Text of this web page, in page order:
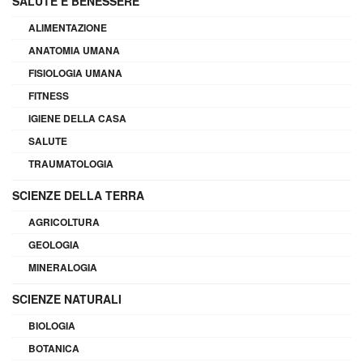
ALIMENTAZIONE
ANATOMIA UMANA
FISIOLOGIA UMANA
FITNESS
IGIENE DELLA CASA
SALUTE
TRAUMATOLOGIA
SCIENZE DELLA TERRA
AGRICOLTURA
GEOLOGIA
MINERALOGIA
SCIENZE NATURALI
BIOLOGIA
BOTANICA